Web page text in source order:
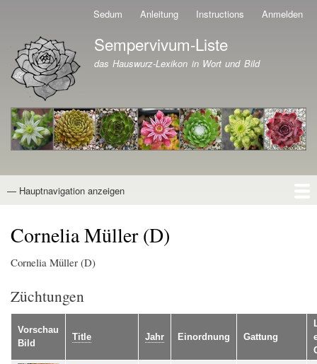
Direkt
zum
Inhalt
Sedum Anleitung Instructions Anmelden
Branding der Website
Sempervivum-Liste
das Hauswurz-Lexikon in Wort und Bild
Hauptnavigation
— Hauptnavigation anzeigen
Cornelia Müller (D)
Cornelia Müller (D)
Züchtungen
Vorschau
Bild
Title Jahr Einordnung Gattung